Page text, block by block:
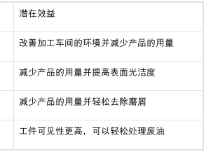
潜在效益
改善加工车间的环境并减少产品的用量
减少产品的用量并提高表面光洁度
减少产品的用量并轻松去除磨屑
工件可见性更高，可以轻松处理废油